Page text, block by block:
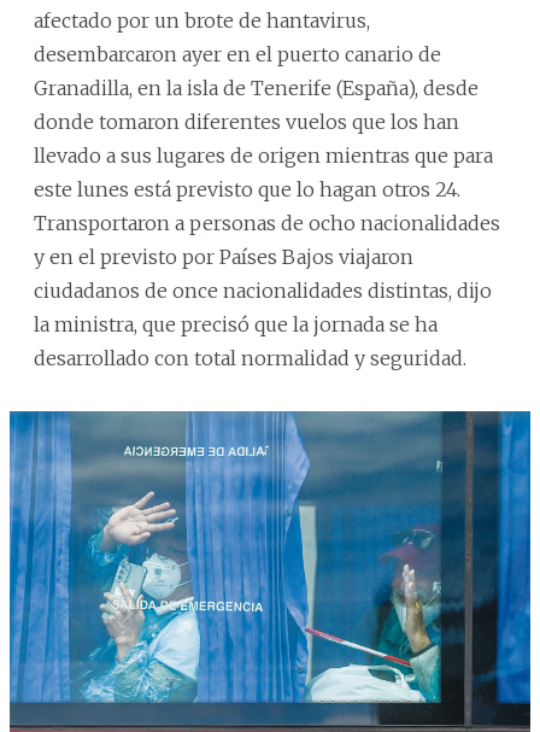
afectado por un brote de hantavirus,
desembarcaron ayer en el puerto canario de
Granadilla, en la isla de Tenerife (España), desde
donde tomaron diferentes vuelos que los han
llevado a sus lugares de origen mientras que para
este lunes está previsto que lo hagan otros 24.
Transportaron a personas de ocho nacionalidades
y en el previsto por Países Bajos viajaron
ciudadanos de once nacionalidades distintas, dijo
la ministra, que precisó que la jornada se ha
desarrollado con total normalidad y seguridad.